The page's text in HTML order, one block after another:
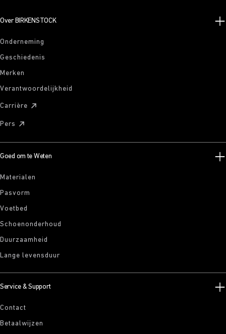
Over BIRKENSTOCK
Onderneming
Geschiedenis
Merken
Verantwoordelijkheid
Carrière
Pers
Goed om te Weten
Materialen
Pasvorm
Voetbed
Schoenonderhoud
Duurzaamheid
Lange levensduur
Service & Support
Contact
Betaalwijzen